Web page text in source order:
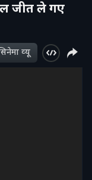
जीत ले गए
व्‍यू